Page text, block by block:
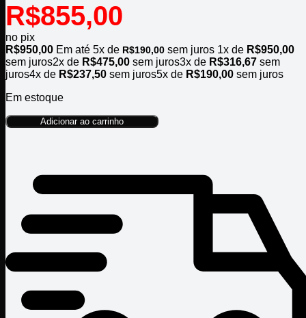
R$855,00
no pix
R$950,00 Em até 5x de R$190,00 sem juros 1x de R$950,00
sem juros2x de R$475,00 sem juros3x de R$316,67 sem
juros4x de R$237,50 sem juros5x de R$190,00 sem juros
Em estoque
Adicionar ao carrinho